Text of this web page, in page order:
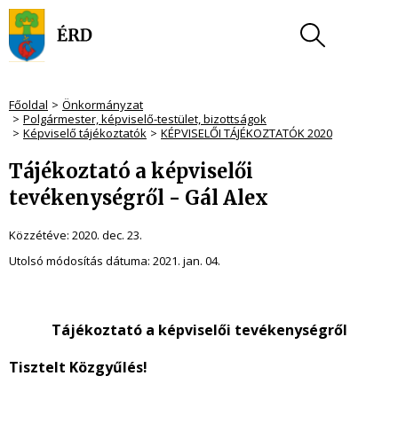
Főoldal
Önkormányzat
Polgármester, képviselő-testület, bizottságok
Képviselő tájékoztatók
KÉPVISELŐI TÁJÉKOZTATÓK 2020
Tájékoztató a képviselői
tevékenységről - Gál Alex
Közzétéve: 2020. dec. 23.
Utolsó módosítás dátuma: 2021. jan. 04.
Tájékoztató a képviselői tevékenységről
Tisztelt Közgyűlés!